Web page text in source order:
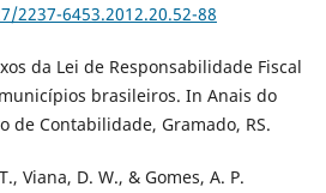
2237-6453.2012.20.52-88
da Lei de Responsabilidade Fiscal
brasileiros. In Anais do
de Contabilidade, Gramado, RS.
Viana, D. W., & Gomes, A. P.